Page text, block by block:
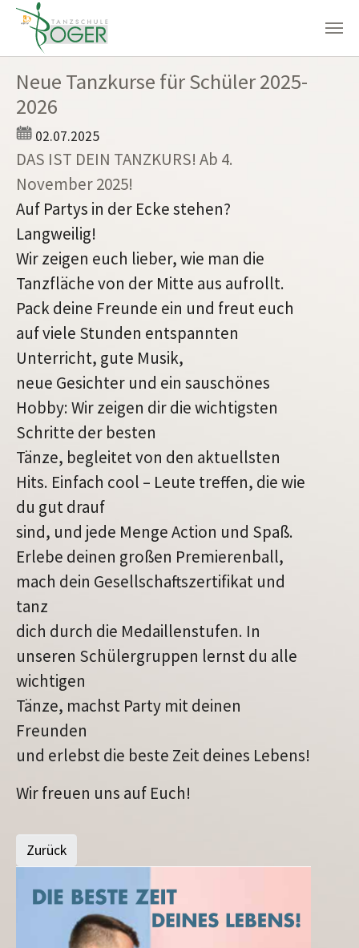
Neue Tanzkurse für Schüler 2025-
2026
02.07.2025
DAS IST DEIN TANZKURS! Ab 4.
November 2025!
Auf Partys in der Ecke stehen?
Langweilig!
Wir zeigen euch lieber, wie man die
Tanzfläche von der Mitte aus aufrollt.
Pack deine Freunde ein und freut euch
auf viele Stunden entspannten
Unterricht, gute Musik,
neue Gesichter und ein sauschönes
Hobby: Wir zeigen dir die wichtigsten
Schritte der besten
Tänze, begleitet von den aktuellsten
Hits. Einfach cool – Leute treffen, die wie
du gut drauf
sind, und jede Menge Action und Spaß.
Erlebe deinen großen Premierenball,
mach dein Gesellschaftszertifikat und
tanz
dich durch die Medaillenstufen. In
unseren Schülergruppen lernst du alle
wichtigen
Tänze, machst Party mit deinen
Freunden
und erlebst die beste Zeit deines Lebens!
Wir freuen uns auf Euch!
Zurück